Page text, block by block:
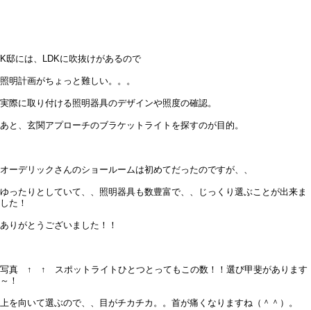
K邸には、LDKに吹抜けがあるので
照明計画がちょっと難しい。。。
実際に取り付ける照明器具のデザインや照度の確認。
あと、玄関アプローチのブラケットライトを探すのが目的。
オーデリックさんのショールームは初めてだったのですが、、
ゆったりとしていて、、照明器具も数豊富で、、じっくり選ぶことが出来ま
した！
ありがとうございました！！
写真 ↑ ↑ スポットライトひとつとってもこの数！！選び甲斐があります
～！
上を向いて選ぶので、、目がチカチカ。。首が痛くなりますね（＾＾）。